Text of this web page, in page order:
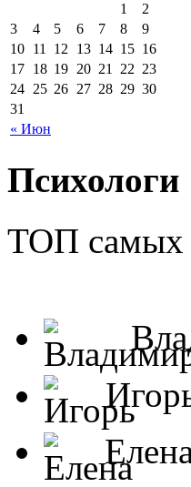
« Июн
1
2
3
4 5 6 7 8
9
10 11 12 13 14 15 16
17 18 19 20 21 22 23
24 25 26 27 28 29 30
31
Психологи
ТОП самых